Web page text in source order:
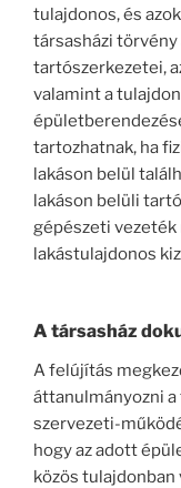
tulajdonos, és
társasházi törvény
tartószerkezetei,
valamint a
tartozhatnak, ha
lakáson belül
lakáson belüli
gépészeti
lakástulajdonos
A társasház
A felújítás
áttanulmányozni
szervezeti-
hogy az adott
közös